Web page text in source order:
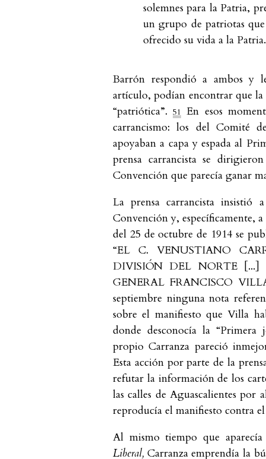
solemnes para la Patria,
un grupo de patriotas
ofrecido su vida a la Patria.
Barrón respondió a ambos y
artículo, podían encontrar que la
“patriótica”.51
En esos
carrancismo: los del Comité
apoyaban a capa y espada al
prensa carrancista se
Convención que parecía ganar
La prensa carrancista insistió
Convención y, específicamente,
del 25 de octubre de 1914 se
“EL C. VENUSTIANO
DIVISIÓN DEL NORTE [...]
GENERAL FRANCISCO
septiembre ninguna nota
sobre el manifiesto que Villa
donde desconocía la “Primera
propio Carranza pareció
Esta acción por parte de la
refutar la información de los
las calles de Aguascalientes
reproducía el manifiesto contra
Al mismo tiempo que
Liberal, Carranza emprendía la